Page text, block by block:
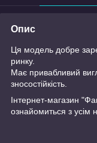
Опис
Ця модель добре
ринку.
Має привабливий
зносостійкість.
Інтернет-магазин
ознайомиться з